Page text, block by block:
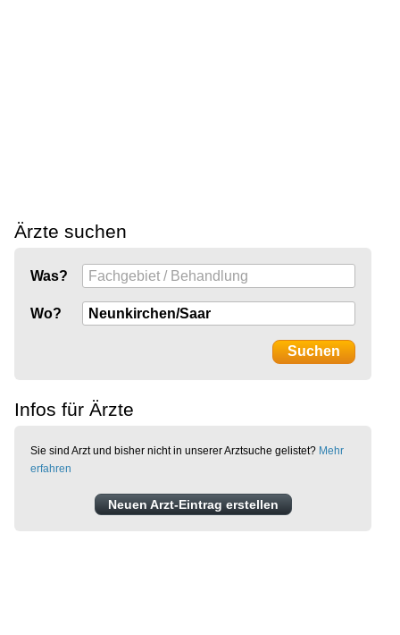
Ärzte suchen
Was?
Wo?
Infos für Ärzte
Sie sind Arzt und bisher nicht in unserer Arztsuche gelistet? Mehr
erfahren
Neuen Arzt-Eintrag erstellen